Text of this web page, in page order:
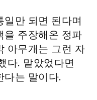
만 되면 된다며
을 주장해온 정파
아무개는 그런 자
다. 맡았었다면
다는 말이다.